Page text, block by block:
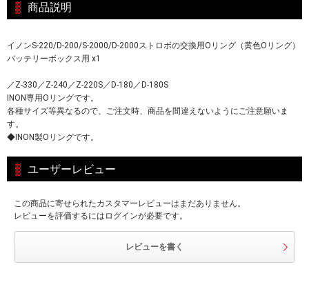
商品説明
イノンS-220/D-200/S-2000/D-2000ストロボの交換用Oリング（黄色Oリング）
バッテリーボックス用 x1
／Z-330／Z-240／Z‐220S／D‐180／D‐180S
INON専用Oリングです。
各種サイズ等異なるので、ご注文時、商品を間違えないようにご注意願いま
す。
◆INON製Oリングです。
ユーザーレビュー
この商品に寄せられたカスタマーレビューはまだありません。
レビューを評価するにはログインが必要です。
レビューを書く